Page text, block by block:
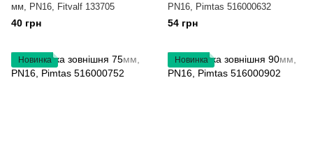
мм, PN16, Fitvalf 133705
40 грн
PN16, Pimtas 516000632
54 грн
Новинка Новинка